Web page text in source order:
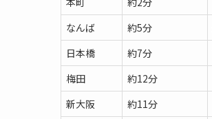
なんば
約5分
日本橋
約7分
梅田
約12分
新大阪
約11分